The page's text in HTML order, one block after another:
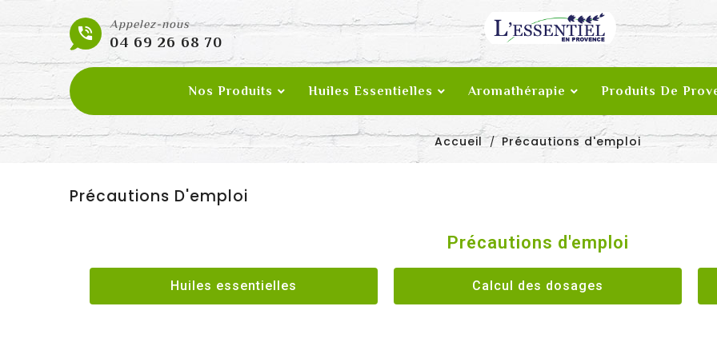

Appelez-nous
04 69 26 68 70
Nos Produits Huiles Essentielles Aromathérapie Produits De
Accueil Précautions d'emploi
Précautions D'emploi
Précautions d'emploi
Huiles essentielles Calcul des dosages